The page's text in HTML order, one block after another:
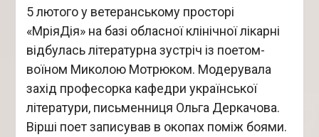
5 лютого у ветеранському просторі
«МріяДія» на базі обласної клінічної лікарні
відбулась літературна зустріч із поетом-
воїном Миколою Мотрюком. Модерувала
захід професорка кафедри української
літератури, письменниця Ольга Деркачова.
Вірші поет записував в окопах поміж боями.